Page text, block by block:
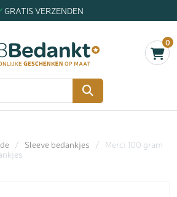
GRATIS VERZENDEN
0
/ Sleeve bedankjes /
Merci 100 gram